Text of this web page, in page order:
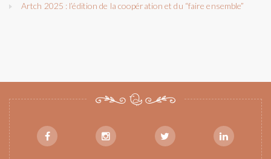
Artch 2025 : l’édition de la coopération et du “faire ensemble”